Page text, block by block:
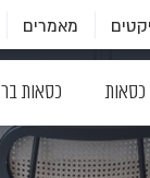
מאמרים
כסאות כסאות בר